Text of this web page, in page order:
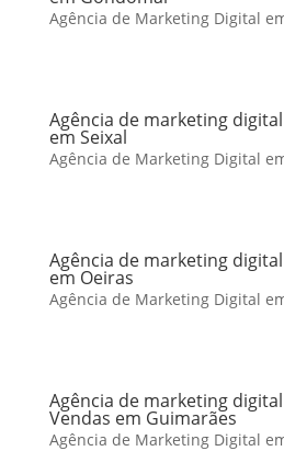
Agência de Marketing Digital
Agência de marketing
em Seixal
Agência de Marketing Digital
Agência de marketing
em Oeiras
Agência de Marketing Digital
Agência de marketing
Vendas em Guimarães
Agência de Marketing Digital